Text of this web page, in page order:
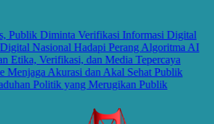
Diminta Verifikasi Informasi Digital
Nasional Hadapi Perang Algoritma AI
Verifikasi, dan Media Tepercaya
Akurasi dan Akal Sehat Publik
Politik yang Merugikan Publik